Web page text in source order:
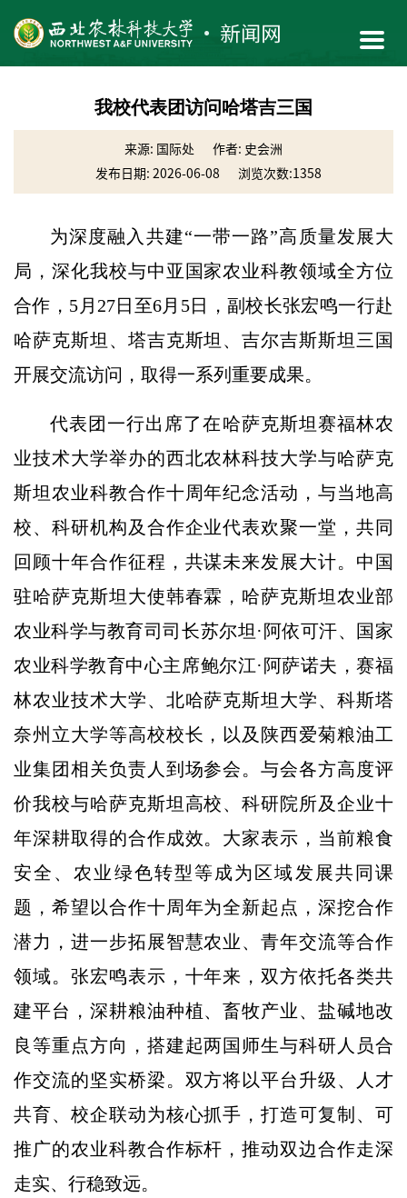
我校代表团访问哈塔吉三国
来源: 国际处
作者: 史会洲
发布日期: 2026-06-08
浏览次数:1358
为深度融入共建“一带一路”高质量发展大
局，深化我校与中亚国家农业科教领域全方位
合作，5月27日至6月5日，副校长张宏鸣一行赴
哈萨克斯坦、塔吉克斯坦、吉尔吉斯斯坦三国
开展交流访问，取得一系列重要成果。
代表团一行出席了在哈萨克斯坦赛福林农
业技术大学举办的西北农林科技大学与哈萨克
斯坦农业科教合作十周年纪念活动，与当地高
校、科研机构及合作企业代表欢聚一堂，共同
回顾十年合作征程，共谋未来发展大计。中国
驻哈萨克斯坦大使韩春霖，哈萨克斯坦农业部
农业科学与教育司司长苏尔坦·阿依可汗、国家
农业科学教育中心主席鲍尔江·阿萨诺夫，赛福
林农业技术大学、北哈萨克斯坦大学、科斯塔
奈州立大学等高校校长，以及陕西爱菊粮油工
业集团相关负责人到场参会。与会各方高度评
价我校与哈萨克斯坦高校、科研院所及企业十
年深耕取得的合作成效。大家表示，当前粮食
安全、农业绿色转型等成为区域发展共同课
题，希望以合作十周年为全新起点，深挖合作
潜力，进一步拓展智慧农业、青年交流等合作
领域。张宏鸣表示，十年来，双方依托各类共
建平台，深耕粮油种植、畜牧产业、盐碱地改
良等重点方向，搭建起两国师生与科研人员合
作交流的坚实桥梁。双方将以平台升级、人才
共育、校企联动为核心抓手，打造可复制、可
推广的农业科教合作标杆，推动双边合作走深
走实、行稳致远。